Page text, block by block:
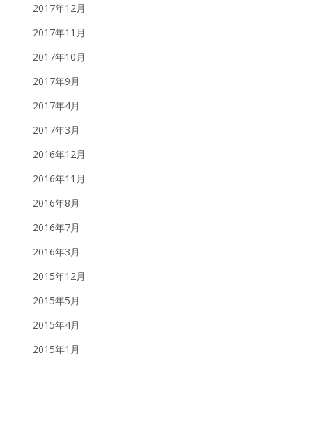
2017年12月
2017年11月
2017年10月
2017年9月
2017年4月
2017年3月
2016年12月
2016年11月
2016年8月
2016年7月
2016年3月
2015年12月
2015年5月
2015年4月
2015年1月